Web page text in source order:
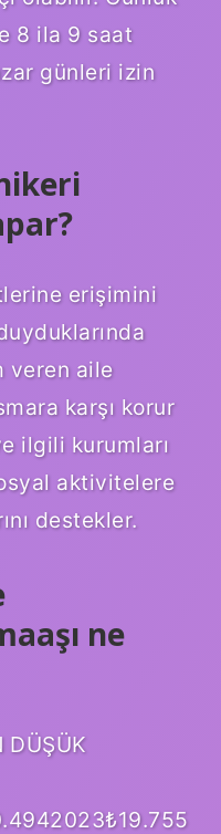
8 ila 9 saat
günleri izin
erişimini
veren aile
karşı korur
ilgili kurumları
aktivitelere
destekler.
ne
DÜŞÜK